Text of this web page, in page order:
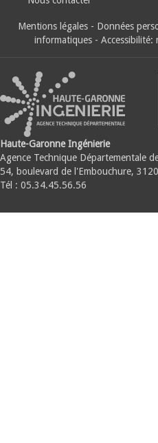
Mentions légales - Données
informatiques - Accessibilité:
Haute-Garonne Ingénierie
Agence Technique Départementale
54, boulevard de l'Embouchure,
Tél : 05.34.45.56.56